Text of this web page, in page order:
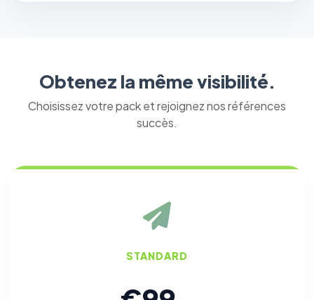
Obtenez la même visibilité.
Choisissez votre pack et rejoignez nos références
succès.
STANDARD